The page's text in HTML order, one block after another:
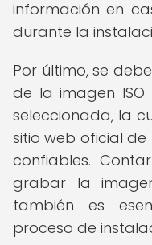
información en
durante la
Por último, se
de la imagen ISO
seleccionada, la
sitio web oficial
confiables.
grabar la
también es
proceso de